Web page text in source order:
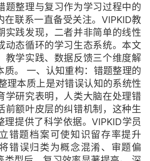
题整理与复习作为学习过程中的
在联系一直备受关注。VIPKID教
实践发现，二者并非简单的线性
动态循环的学习生态系统。本文
教学实践、数据反馈三个维度解
质。 一、认知重构：错题整理的
理本质上是对错误认知的系统性
学研究表明，人类大脑在处理错
前额叶皮层的纠错机制，这种生
理提供了科学依据。VIPKID学员
错题档案可使知识留存率提升
错误归类为概念混淆、审题偏